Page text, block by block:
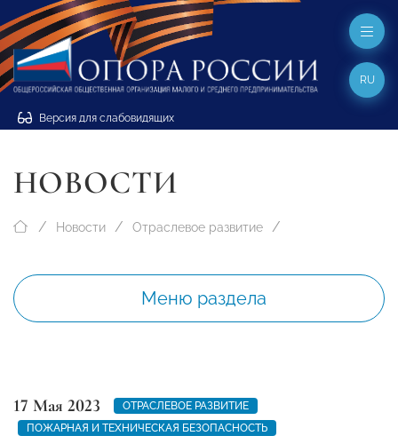
Версия для слабовидящих
RU
НОВОСТИ
Новости Отраслевое развитие
Меню раздела
17 Мая 2023
ОТРАСЛЕВОЕ РАЗВИТИЕ
ПОЖАРНАЯ И ТЕХНИЧЕСКАЯ БЕЗОПАСНОСТЬ